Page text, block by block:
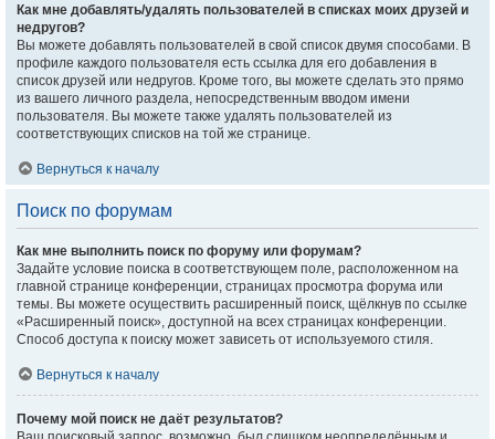
Как мне добавлять/удалять пользователей в списках моих друзей и
недругов?
Вы можете добавлять пользователей в свой список двумя способами. В
профиле каждого пользователя есть ссылка для его добавления в
список друзей или недругов. Кроме того, вы можете сделать это прямо
из вашего личного раздела, непосредственным вводом имени
пользователя. Вы можете также удалять пользователей из
соответствующих списков на той же странице.
Вернуться к началу
Поиск по форумам
Как мне выполнить поиск по форуму или форумам?
Задайте условие поиска в соответствующем поле, расположенном на
главной странице конференции, страницах просмотра форума или
темы. Вы можете осуществить расширенный поиск, щёлкнув по ссылке
«Расширенный поиск», доступной на всех страницах конференции.
Способ доступа к поиску может зависеть от используемого стиля.
Вернуться к началу
Почему мой поиск не даёт результатов?